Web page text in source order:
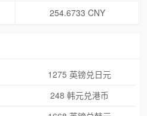
254.6733 CNY
1275 英镑兑日元
248 韩元兑港币